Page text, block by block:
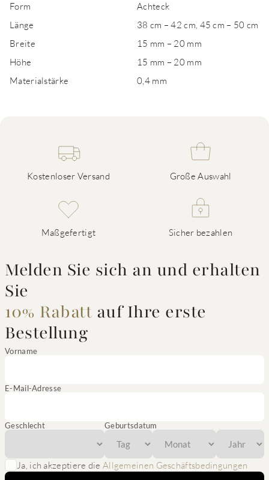
Form
Achteck
Länge
38 cm – 42 cm, 45 cm – 50 cm
Breite
15 mm – 20 mm
Höhe
15 mm – 20 mm
Materialstärke
0,4 mm
Kostenloser Versand Große Auswahl
Maßgefertigt Sicher bezahlen
Melden Sie sich an und erhalten
Sie
10% Rabatt auf Ihre erste
Bestellung
Vorname
E-Mail-Adresse
Geschlecht Geburtsdatum
Ja, ich akzeptiere die Allgemeinen Geschäftsbedingungen